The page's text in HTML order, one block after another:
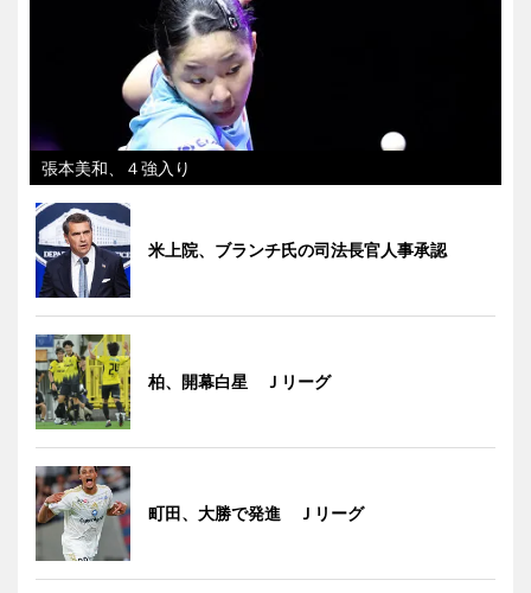
張本美和、４強入り
米上院、ブランチ氏の司法長官人事承認
柏、開幕白星 Ｊリーグ
町田、大勝で発進 Ｊリーグ